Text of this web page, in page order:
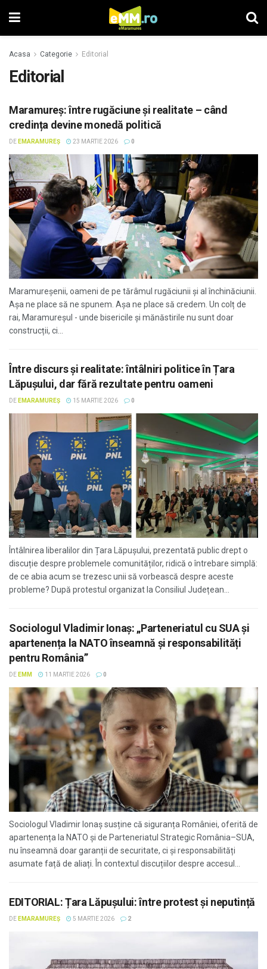
Acasa Categorie Editorial
Editorial
Maramureș: între rugăciune și realitate – când
credința devine monedă politică
DE EMARAMUREȘ 23 MARTIE 2026 0
Maramureșenii, oameni de pe tărâmul rugăciunii și al închinăciunii.
Așa ne place să ne spunem. Așa ne place să credem. Un colț de
rai, Maramureșul - unde bisericile și mănăstirile nu sunt doar
construcții, ci...
Între discurs și realitate: întâlniri politice în Țara
Lăpușului, dar fără rezultate pentru oameni
DE EMARAMUREȘ 15 MARTIE 2026 0
Întâlnirea liberalilor din Țara Lăpușului, prezentată public drept o
discuție despre problemele comunităților, ridică o întrebare simplă:
de ce abia acum se trezesc unii să vorbească despre aceste
probleme? După protestul organizat la Consiliul Județean...
Sociologul Vladimir Ionaș: „Parteneriatul cu SUA și
apartenența la NATO înseamnă și responsabilități
pentru România”
DE EMM 11 MARTIE 2026 0
Sociologul Vladimir Ionaș susține că siguranța României, oferită de
apartenența la NATO și de Parteneriatul Strategic România–SUA,
nu înseamnă doar garanții de securitate, ci și responsabilități
asumate față de aliați. În contextul discuțiilor despre accesul...
EDITORIAL: Țara Lăpușului: între protest și neputință
DE EMARAMUREȘ 5 MARTIE 2026 2